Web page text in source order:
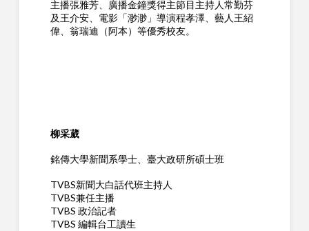
主播張雅芳、廣播金鐘獎得主節目主持人常勤芬
及王介安、電影「渺渺」導演程孝澤、藝人王紹
偉、翁瑞迪（阿本）等優秀校友。
柳采葳
銘傳大學新聞系學士、臺大政研所碩士班
TVBS新聞大白話代班主持人
TVBS兼任主播
TVBS 政治記者
TVBS 編輯台工讀生